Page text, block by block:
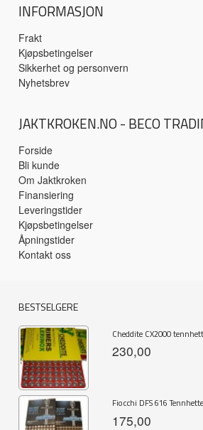
INFORMASJON
Frakt
Kjøpsbetingelser
Sikkerhet og personvern
Nyhetsbrev
JAKTKROKEN.NO - BECO
Forside
Bli kunde
Om Jaktkroken
Finansiering
Leveringstider
Kjøpsbetingelser
Åpningstider
Kontakt oss
BESTSELGERE
Cheddite CX2000
230,00
Fiocchi DFS 616
175,00